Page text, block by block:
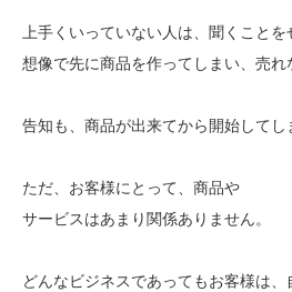
上手くいっていない人は、聞くことを
想像で先に商品を作ってしまい、売れ
告知も、商品が出来てから開始してし
ただ、お客様にとって、商品や
サービスはあまり関係ありません。
どんなビジネスであってもお客様は、